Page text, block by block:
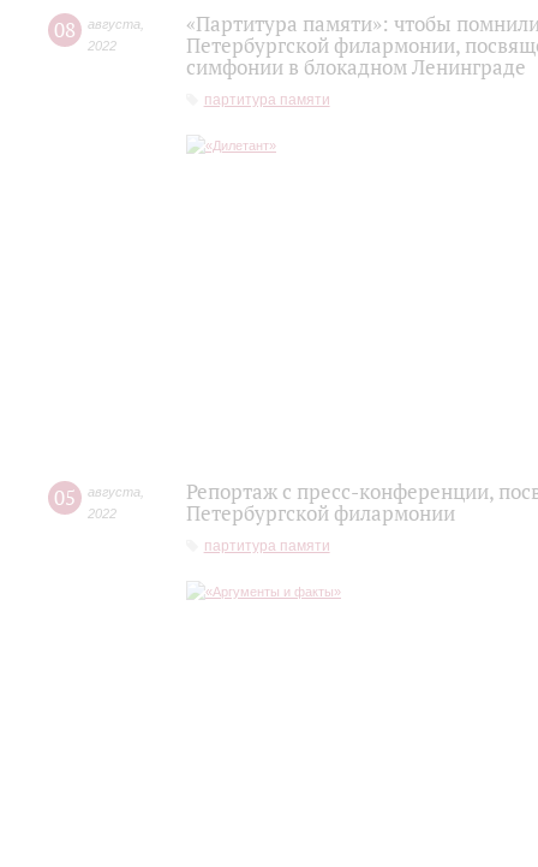
08 августа
2022
«Партитура памяти»: чтобы
Петербургской филармонии,
симфонии в блокадном Ленинграде
партитура памяти
05 августа
2022
Репортаж с пресс-конференции,
Петербургской филармонии
партитура памяти